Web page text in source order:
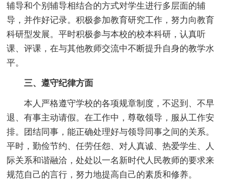
辅导和个别辅导相结合的方式对学生进行多层面的辅
导，并作好记录。积极参加教育研究工作，努力向教育
科研型发展。平时积极参与本校的校本科研，认真听
课、评课，在与其他教师交流中不断提升自身的教学水
平。
三、遵守纪律方面
本人严格遵守学校的各项规章制度，不迟到、不早
退、有事主动请假。在工作中，尊敬领导，服从工作安
排。团结同事，能正确处理好与领导同事之间的关系。
平时，勤俭节约、任劳任怨、对人真诚、热爱学生、人
际关系和谐融洽，处处以一名新时代人民教师的要求来
规范自己的言行，努力地提高自己的素质和修养。